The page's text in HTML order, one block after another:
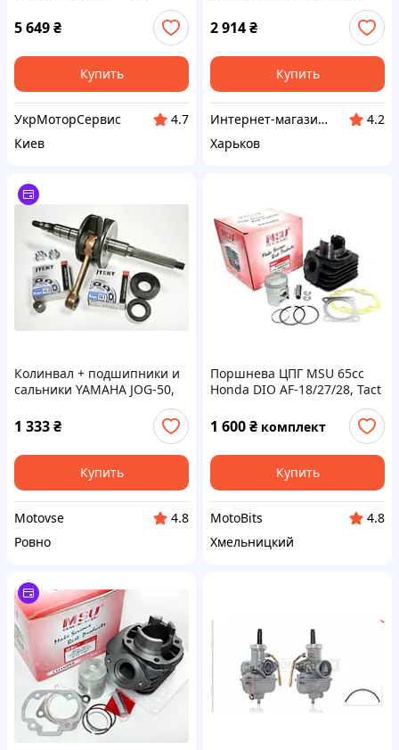
5 649₴
Купить
УкрМоторСервис
4.7
Киев
2 914₴
Купить
Интернет-магазин "Дом Лесника"
4.2
Харьков
Колинвал + подшипники и
сальники YAMAHA JOG-50,
двигатели 3KJ 4JP 5BM)
Ямаха Джог
1 333₴
Купить
Motovse
4.8
Ровно
Поршнева ЦПГ MSU 65сс
Honda DIO AF-18/27/28, Tact
Taiwan
1 600₴ комплект
Купить
MotoBits
4.8
Хмельницкий